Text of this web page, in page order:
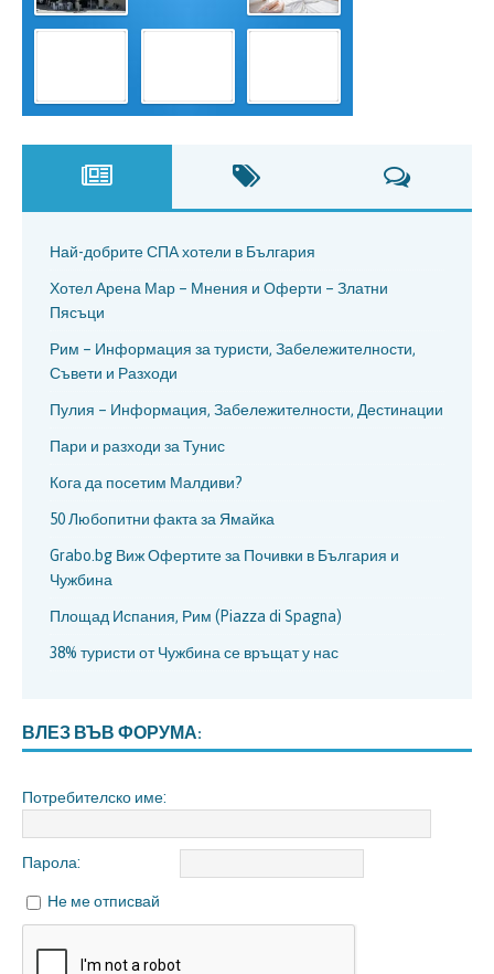
Най-добрите СПА хотели в България
Хотел Арена Мар – Мнения и Оферти – Златни
Пясъци
Рим – Информация за туристи, Забележителности,
Съвети и Разходи
Пулия – Информация, Забележителности, Дестинации
Пари и разходи за Тунис
Кога да посетим Малдиви?
50 Любопитни факта за Ямайка
Grabo.bg Виж Офертите за Почивки в България и
Чужбина
Площад Испания, Рим (Piazza di Spagna)
38% туристи от Чужбина се връщат у нас
ВЛЕЗ ВЪВ ФОРУМА:
Потребителско име:
Парола:
Не ме отписвай